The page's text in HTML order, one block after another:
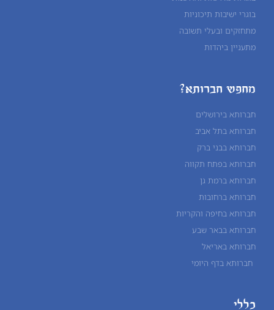
בוגרי ישיבות תיכוניות
מתחזקים ובעלי תשובה
מתעניין ביהדות
מחפש חברותא?
חברותא בירושלים
חברותא בתל אביב
חברותא בבני ברק
חברותא בפתח תקווה
חברותא ברמת גן
חברותא ברחובות
חברותא בחיפה והקריות
חברותא בבאר שבע
חברותא באריאל
חברותא בדף היומי
כללי